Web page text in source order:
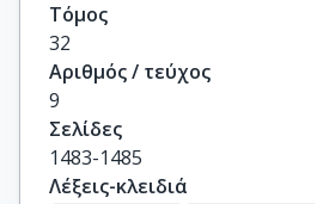
Τόμος
32
Αριθμός / τεύχος
9
Σελίδες
1483-1485
Λέξεις-κλειδιά